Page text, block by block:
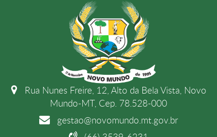
Rua Nunes Freire, 12, Alto da Bela Vista, Novo
Mundo-MT, Cep. 78.528-000
gestao@novomundo.mt.gov.br